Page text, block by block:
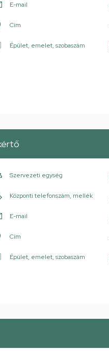
E-mail
Cím
Épület, emelet, szobaszám
Szervezeti egység
Központi telefonszám, mellék
E-mail
Cím
Épület, emelet, szobaszám